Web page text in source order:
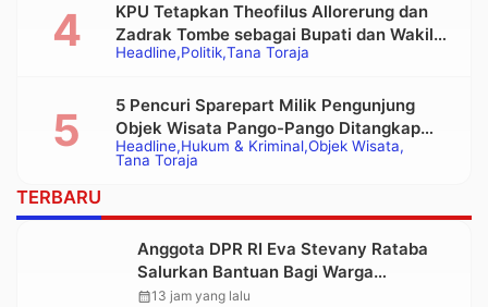
Headline Politik Tana Toraja
KPU Tetapkan Theofilus Allorerung dan
Zadrak Tombe sebagai Bupati dan Wakil
Bupati Tana Toraja Terpilih
Headline Hukum & Kriminal Objek Wisata
Tana Toraja
5 Pencuri Sparepart Milik Pengunjung
Objek Wisata Pango-Pango Ditangkap
Polisi
TERBARU
Anggota DPR RI Eva Stevany Rataba
Salurkan Bantuan Bagi Warga
Terdampak Longsor di Buntu Pepasan
calendar_month13 jam yang lalu